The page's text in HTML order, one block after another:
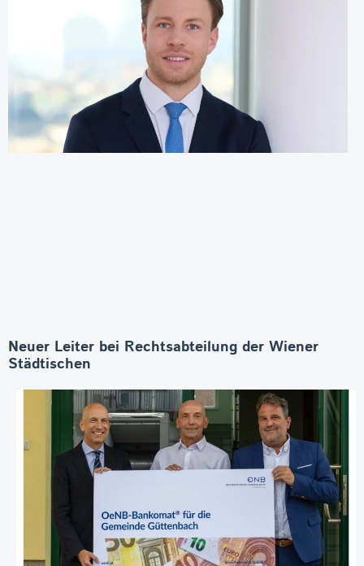
Neuer Leiter bei Rechtsabteilung der Wiener
Städtischen